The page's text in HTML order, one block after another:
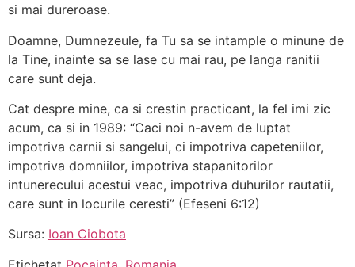
si mai dureroase.
Doamne, Dumnezeule, fa Tu sa se intample o minune de
la Tine, inainte sa se lase cu mai rau, pe langa ranitii
care sunt deja.
Cat despre mine, ca si crestin practicant, la fel imi zic
acum, ca si in 1989: “Caci noi n-avem de luptat
impotriva carnii si sangelui, ci impotriva capeteniilor,
impotriva domniilor, impotriva stapanitorilor
intunerecului acestui veac, impotriva duhurilor rautatii,
care sunt in locurile ceresti” (Efeseni 6:12)
Sursa: Ioan Ciobota